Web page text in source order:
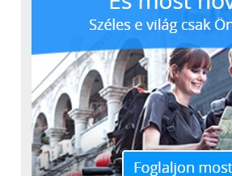
vontatási képességgel, valamint
(RVM) kamerával, amely
manőverezést és javítja a kilátást
munkakörülmények között.
A 22 kW-os töltési képesség
jelenik meg a modellkínálatban.
változatok – köztük az L2H1 és
kivitelek – 2026 júliusától lesznek